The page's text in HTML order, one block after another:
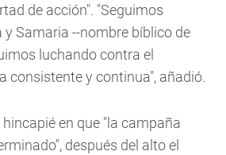
de acción". "Seguimos
y Samaria --nombre bíblico de
luchando contra el
consistente y continua", añadió.
en que "la campaña
después del alto el